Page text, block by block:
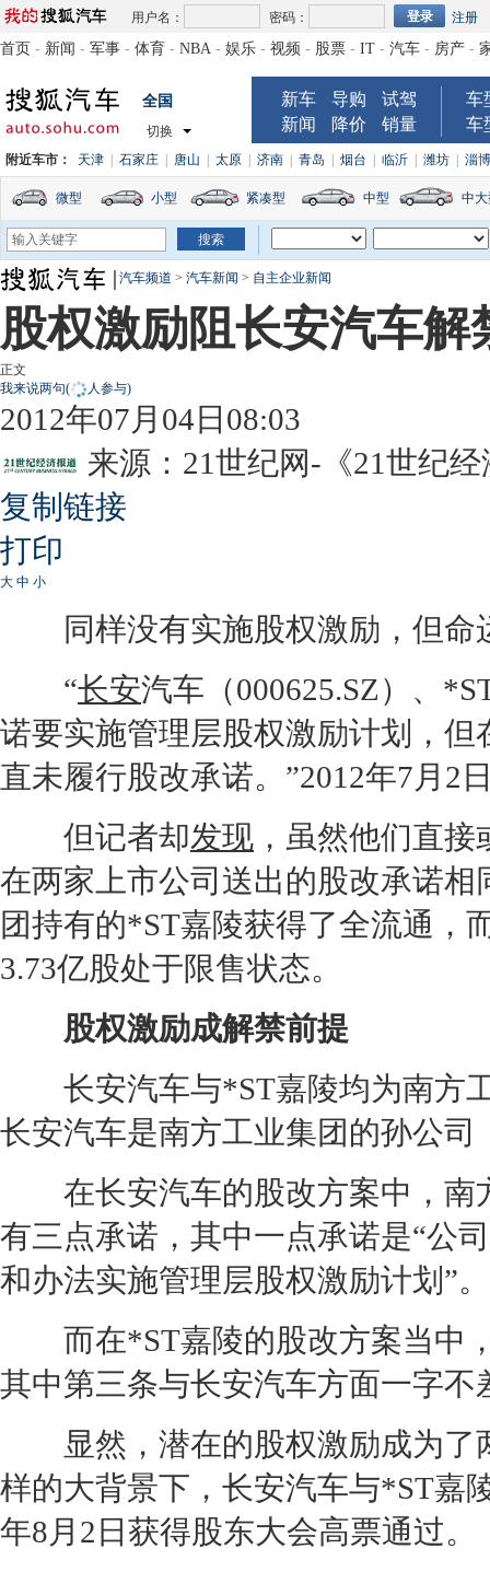
用户名： 密码： 注册
首页 - 新闻 - 军事 - 体育 - NBA - 娱乐 - 视频 - 股票 - IT - 汽车 - 房产 -
全国
切换
新车 导购
试驾
新闻
降价 销量
车
车
附近车市： 天津 石家庄 唐山 太原 济南 青岛 烟台 临沂 潍坊 淄博
微型 小型 紧凑型 中型 中
汽车频道 > 汽车新闻 > 自主企业新闻
股权激励阻长安汽车解
正文
我来说两句( 人参与)
2012年07月04日08:03
来源： 21世纪网-《21世纪
复制链接
打印
大 中 小
同样没有实施股权激励，但命
“长安汽车（000625.SZ）、
诺要实施管理层股权激励计划，
直未履行股改承诺。”2012年7月2
但记者却发现 ，虽然他们直
在两家上市公司送出的股改承诺
团持有的*ST嘉陵获得了全流通，
3.73亿股处于限售状态。
股权激励成解禁前提
长安汽车与*ST嘉陵均为南方
长安汽车是南方工业集团的孙公
在长安汽车的股改方案中，
有三点承诺，其中一点承诺是“公
和办法实施管理层股权激励计划”。
而在*ST嘉陵的股改方案当中，
其中第三条与长安汽车方面一字不
显然，潜在的股权激励成为了
样的大背景下， 长安汽车与*ST嘉
年8月2日获得股东大会高票通过。